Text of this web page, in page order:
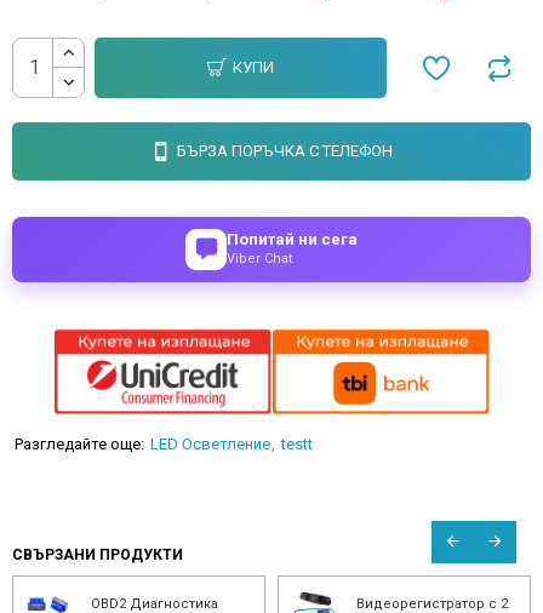
КУПИ
БЪРЗА ПОРЪЧКА С ТЕЛЕФОН
Попитай ни сега
Viber Chat
Разгледайте още: LED Осветление testt
СВЪРЗАНИ ПРОДУКТИ
OBD2 Диагностика
Видеорегистратор с 2